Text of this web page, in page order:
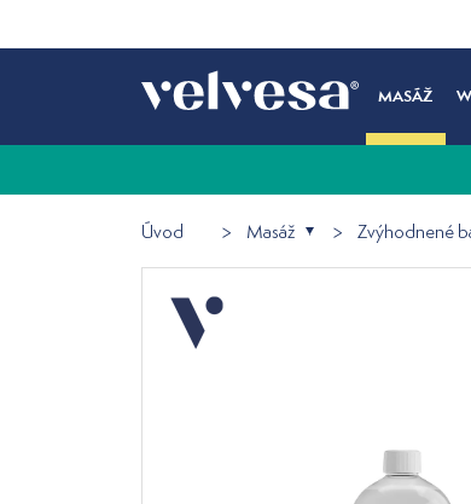
MASÁŽ
Úvod Masáž Zvýhodnené